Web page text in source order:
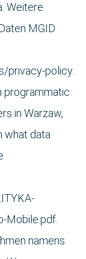
Weitere
MGID
privacy-policy.
programmatic
in Warzaw,
what data
Mobile.pdf.
namens